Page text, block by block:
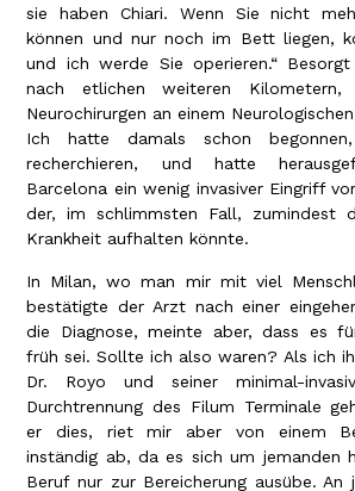
sie haben Chiari. Wenn Sie nicht
können und nur noch im Bett liegen,
und ich werde Sie operieren.“
nach etlichen weiteren
Neurochirurgen an einem
Ich hatte damals schon
recherchieren, und hatte
Barcelona ein wenig invasiver Eingriff
der, im schlimmsten Fall, zumindest
Krankheit aufhalten könnte.
In Milan, wo man mir mit viel
bestätigte der Arzt nach einer
die Diagnose, meinte aber, dass es
früh sei. Sollte ich also waren? Als ich
Dr. Royo und seiner minimal-
Durchtrennung des Filum Terminale
er dies, riet mir aber von einem
inständig ab, da es sich um jemanden
Beruf nur zur Bereicherung ausübe. An